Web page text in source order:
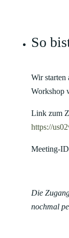
So
Wir starten
Workshop
Link zum
https://
Meeting-
Die
nochmal